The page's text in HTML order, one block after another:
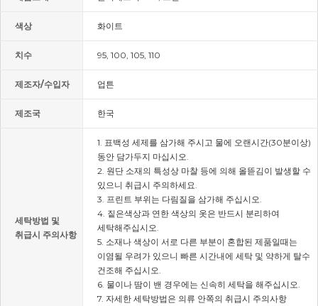
색상 화이트
치수 95, 100, 105, 110
제조자/수입자 업튼
제조국 한국
세탁방법 및
취급시 주의사항
1. 표백성 세제를 삼가해 주시고 물에 오랜시간(30분이상)
동안 담가두지 마십시오.
2. 원단 소재의 특성상 마찰 등에 의해 올뜯김이 발생할 수
있으니 취급시 주의하세요.
3. 프린트 부위는 다림질을 삼가해 주십시오.
4. 짙은색상과 연한 색상의 옷은 반드시 분리하여
세탁해주십시오.
5. 소재나 색상이 서로 다른 부분이 혼합된 제품일때는
이염될 우려가 있으니 빠른 시간내에 세탁 및 약하게 탈수
건조해 주십시오.
6. 물이나 땀이 밴 경우에는 신속히 세탁을 해주십시오.
7. 자세한 세탁방법은 의류 안쪽의 취급시 주의사항